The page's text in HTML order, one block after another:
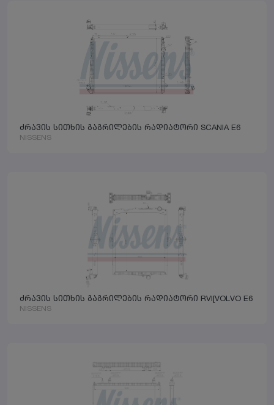
ძრავის სითხის გაგრილების რადიატორი SCANIA E6
NISSENS
ძრავის სითხის გაგრილების რადიატორი RVI[VOLVO E6
NISSENS